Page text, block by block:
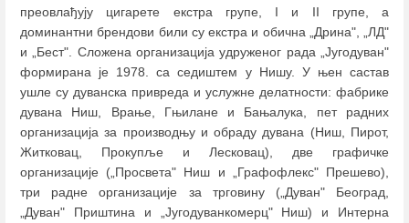
преовлађују цигарете екстра групе, I и II групе, а
доминантни брендови били су екстра и обична „Дрина", „ЛД"
и „Бест". Сложена организација удруженог рада „Југодуван"
формирана је 1978. са седиштем у Нишу. У њен састав
ушле су дуванска привреда и услужне делатности: фабрике
дувана Ниш, Врање, Гњилане и Бањалука, пет радних
организација за производњу и обраду дувана (Ниш, Пирот,
Житковац, Прокупље и Лесковац), две графичке
организације („Просвета" Ниш и „Графофлекс" Прешево),
три радне организације за трговину („Дуван" Београд,
„Дуван" Приштина и „Југодуванкомерц" Ниш) и Интерна